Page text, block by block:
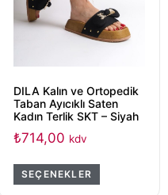
DILA Kalın ve Ortopedik
Taban Ayıcıklı Saten
Kadın Terlik SKT – Siyah
₺714,00 kdv
SEÇENEKLER